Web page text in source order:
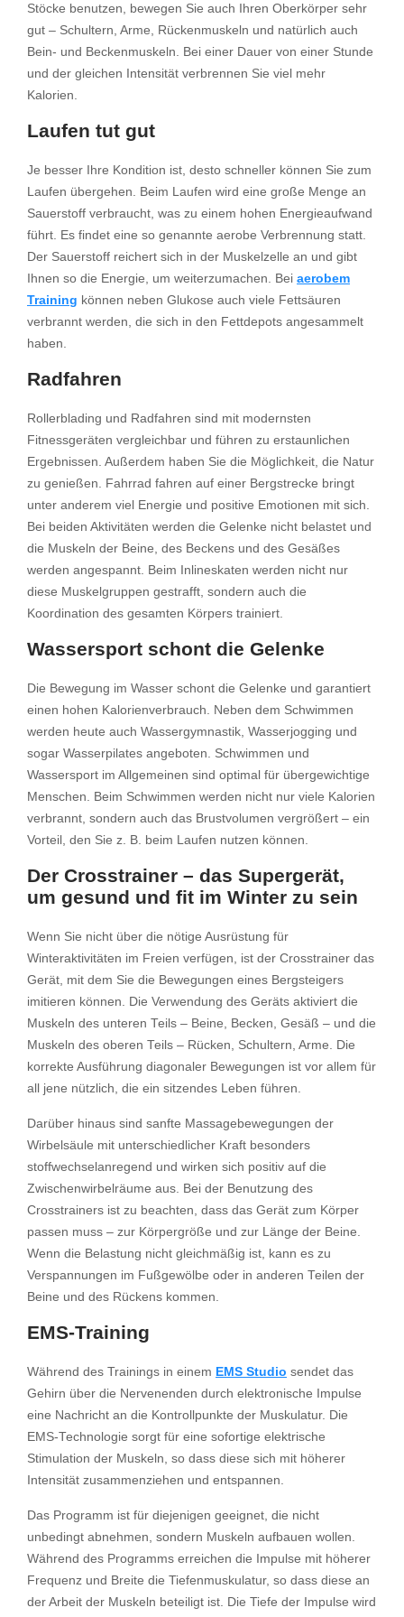
Stöcke benutzen, bewegen Sie auch Ihren Oberkörper sehr
gut – Schultern, Arme, Rückenmuskeln und natürlich auch
Bein- und Beckenmuskeln. Bei einer Dauer von einer Stunde
und der gleichen Intensität verbrennen Sie viel mehr
Kalorien.
Laufen tut gut
Je besser Ihre Kondition ist, desto schneller können Sie zum
Laufen übergehen. Beim Laufen wird eine große Menge an
Sauerstoff verbraucht, was zu einem hohen Energieaufwand
führt. Es findet eine so genannte aerobe Verbrennung statt.
Der Sauerstoff reichert sich in der Muskelzelle an und gibt
Ihnen so die Energie, um weiterzumachen. Bei aerobem
Training können neben Glukose auch viele Fettsäuren
verbrannt werden, die sich in den Fettdepots angesammelt
haben.
Radfahren
Rollerblading und Radfahren sind mit modernsten
Fitnessgeräten vergleichbar und führen zu erstaunlichen
Ergebnissen. Außerdem haben Sie die Möglichkeit, die Natur
zu genießen. Fahrrad fahren auf einer Bergstrecke bringt
unter anderem viel Energie und positive Emotionen mit sich.
Bei beiden Aktivitäten werden die Gelenke nicht belastet und
die Muskeln der Beine, des Beckens und des Gesäßes
werden angespannt. Beim Inlineskaten werden nicht nur
diese Muskelgruppen gestrafft, sondern auch die
Koordination des gesamten Körpers trainiert.
Wassersport schont die Gelenke
Die Bewegung im Wasser schont die Gelenke und garantiert
einen hohen Kalorienverbrauch. Neben dem Schwimmen
werden heute auch Wassergymnastik, Wasserjogging und
sogar Wasserpilates angeboten. Schwimmen und
Wassersport im Allgemeinen sind optimal für übergewichtige
Menschen. Beim Schwimmen werden nicht nur viele Kalorien
verbrannt, sondern auch das Brustvolumen vergrößert – ein
Vorteil, den Sie z. B. beim Laufen nutzen können.
Der Crosstrainer – das Supergerät,
um gesund und fit im Winter zu sein
Wenn Sie nicht über die nötige Ausrüstung für
Winteraktivitäten im Freien verfügen, ist der Crosstrainer das
Gerät, mit dem Sie die Bewegungen eines Bergsteigers
imitieren können. Die Verwendung des Geräts aktiviert die
Muskeln des unteren Teils – Beine, Becken, Gesäß – und die
Muskeln des oberen Teils – Rücken, Schultern, Arme. Die
korrekte Ausführung diagonaler Bewegungen ist vor allem für
all jene nützlich, die ein sitzendes Leben führen.
Darüber hinaus sind sanfte Massagebewegungen der
Wirbelsäule mit unterschiedlicher Kraft besonders
stoffwechselanregend und wirken sich positiv auf die
Zwischenwirbelräume aus. Bei der Benutzung des
Crosstrainers ist zu beachten, dass das Gerät zum Körper
passen muss – zur Körpergröße und zur Länge der Beine.
Wenn die Belastung nicht gleichmäßig ist, kann es zu
Verspannungen im Fußgewölbe oder in anderen Teilen der
Beine und des Rückens kommen.
EMS-Training
Während des Trainings in einem EMS Studio sendet das
Gehirn über die Nervenenden durch elektronische Impulse
eine Nachricht an die Kontrollpunkte der Muskulatur. Die
EMS-Technologie sorgt für eine sofortige elektrische
Stimulation der Muskeln, so dass diese sich mit höherer
Intensität zusammenziehen und entspannen.
Das Programm ist für diejenigen geeignet, die nicht
unbedingt abnehmen, sondern Muskeln aufbauen wollen.
Während des Programms erreichen die Impulse mit höherer
Frequenz und Breite die Tiefenmuskulatur, so dass diese an
der Arbeit der Muskeln beteiligt ist. Die Tiefe der Impulse wird